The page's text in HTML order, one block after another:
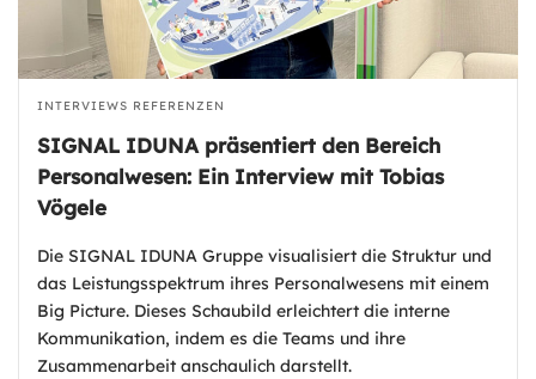
INTERVIEWS REFERENZEN
SIGNAL IDUNA präsentiert den Bereich
Personalwesen: Ein Interview mit Tobias
Vögele
Die SIGNAL IDUNA Gruppe visualisiert die Struktur und
das Leistungsspektrum ihres Personalwesens mit einem
Big Picture. Dieses Schaubild erleichtert die interne
Kommunikation, indem es die Teams und ihre
Zusammenarbeit anschaulich darstellt.